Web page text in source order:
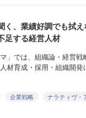
く、業績好調でも拭
足する経営人材
」では、組織論・経営戦
材育成・採用・組織開
企業戦略
ナラティヴ・